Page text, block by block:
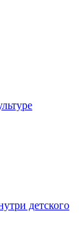
детского